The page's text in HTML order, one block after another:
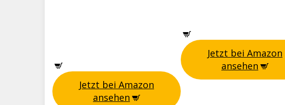
Jetzt bei Amazon
ansehen
Jetzt bei Amazon
ansehen